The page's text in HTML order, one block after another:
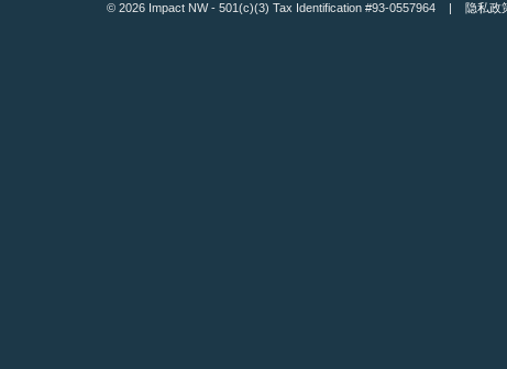
© 2026 Impact NW - 501(c)(3) Tax Identification #93-0557964 |隐私政